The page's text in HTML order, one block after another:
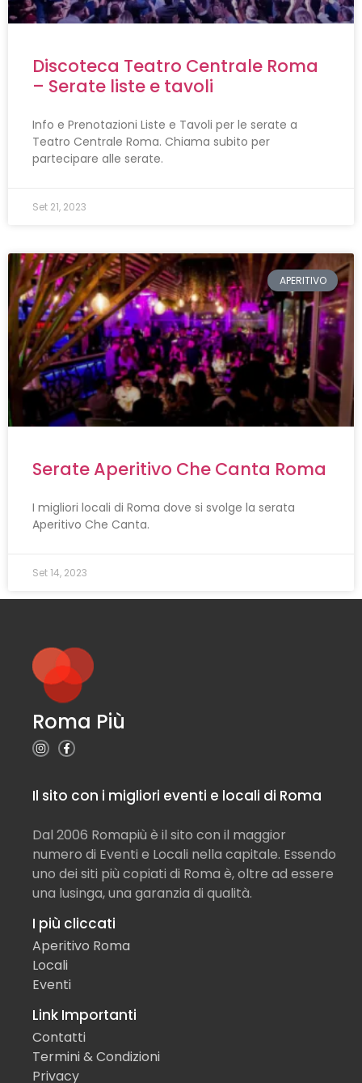
Discoteca Teatro Centrale Roma
– Serate liste e tavoli
Info e Prenotazioni Liste e Tavoli per le serate a
Teatro Centrale Roma. Chiama subito per
partecipare alle serate.
Set 21, 2023
APERITIVO
Serate Aperitivo Che Canta Roma
I migliori locali di Roma dove si svolge la serata
Aperitivo Che Canta.
Set 14, 2023
Roma Più
Il sito con i migliori eventi e locali di Roma
Dal 2006 Romapiù è il sito con il maggior
numero di Eventi e Locali nella capitale. Essendo
uno dei siti più copiati di Roma è, oltre ad essere
una lusinga, una garanzia di qualità.
I più cliccati
Aperitivo Roma
Locali
Eventi
Link Importanti
Contatti
Termini & Condizioni
Privacy